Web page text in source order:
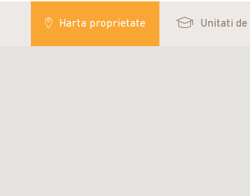
Harta proprietate Unitati de